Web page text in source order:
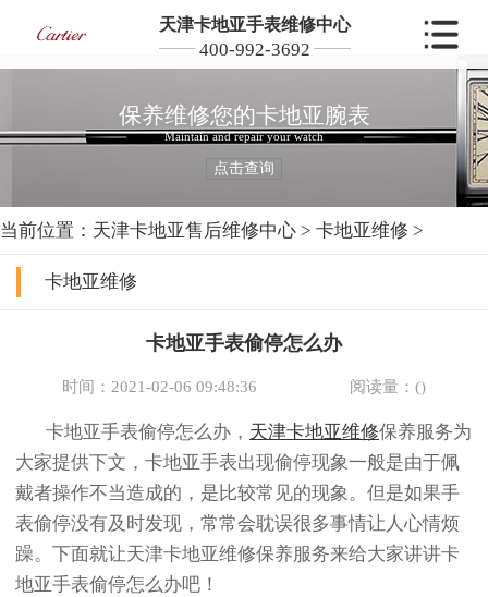
天津卡地亚手表维修中心
400-992-3692
保养维修您的卡地亚腕表
Maintain and repair your watch
点击查询
当前位置： 天津卡地亚售后维修中心 > 卡地亚维修 >
卡地亚维修
卡地亚手表偷停怎么办
时间：2021-02-06 09:48:36 阅读量：()
卡地亚手表偷停怎么办， 天津卡地亚维修保养服务为
大家提供下文，卡地亚手表出现偷停现象一般是由于佩
戴者操作不当造成的，是比较常见的现象。但是如果手
表偷停没有及时发现，常常会耽误很多事情让人心情烦
躁。下面就让天津卡地亚维修保养服务来给大家讲讲卡
地亚手表偷停怎么办吧！